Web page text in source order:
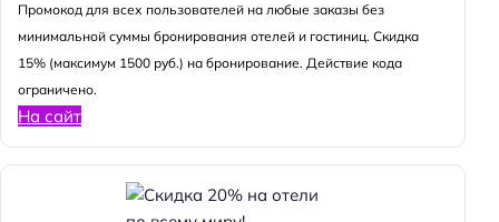
Промокод для всех пользователей на любые заказы без
минимальной суммы бронирования отелей и гостиниц. Скидка
15% (максимум 1500 руб.) на бронирование. Действие кода
ограничено.
На сайт